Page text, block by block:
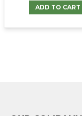
ADD TO CART